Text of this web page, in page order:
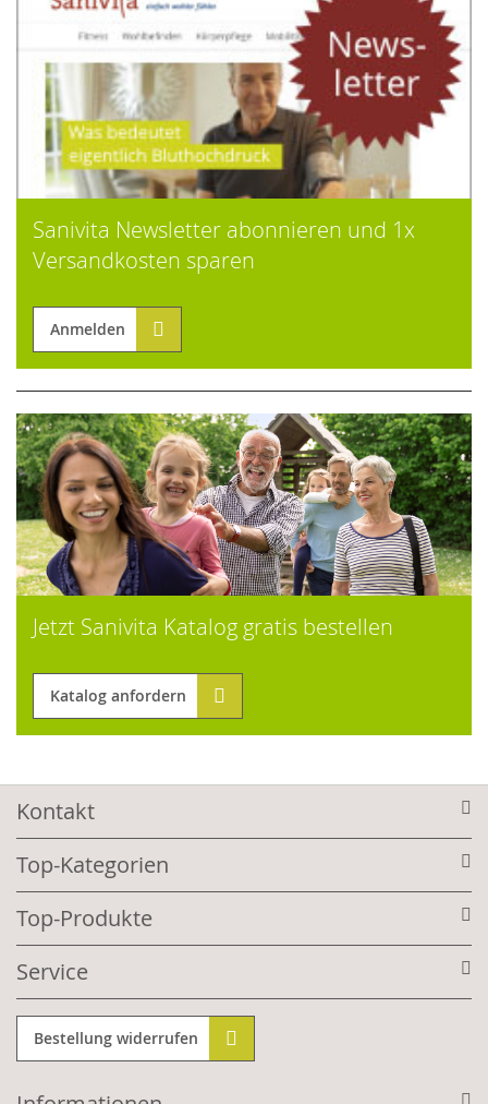
Sanivita Newsletter abonnieren und 1x
Versandkosten sparen
Anmelden
Jetzt Sanivita Katalog gratis bestellen
Katalog anfordern
Kontakt
Top-Kategorien
Top-Produkte
Service
Bestellung widerrufen